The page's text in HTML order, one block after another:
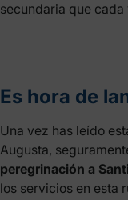
secundaria que
Es hora de
Una vez has leído
Augusta,
peregrinación a
los servicios en esta